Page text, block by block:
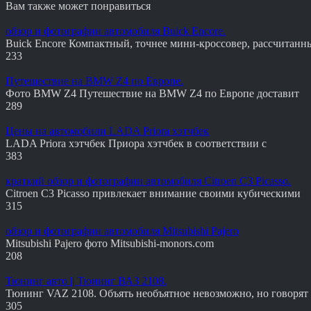
Вам также может понравиться
обзор и фотографии автомобиля Buick Encore.
Buick Encore Компактный, точнее мини-кроссовер,
233
Путешествие на BMW Z4 по Европе.
Фото BMW Z4 Путешествие на BMW Z4 по Европе доставит
289
Цены на автомобили LADA Priora хэтчбек
LADA Priora хэтчбек Приора хэтчбек в соответствии с
383
краткий обзор и фотографии автомобиля Citroen C3 Picasso.
Citroen C3 Picasso привлекает внимание своими кубическими
315
обзор и фотографии автомобиля Mitsubishi Pajero
Mitsubishi Pajero фото Mitsubishi-monors.com
208
Тюнинг авто || Тюнинг ВАЗ 2108.
Тюнинг VAZ 2108. Объять необъятное невозможно, но говорят
305